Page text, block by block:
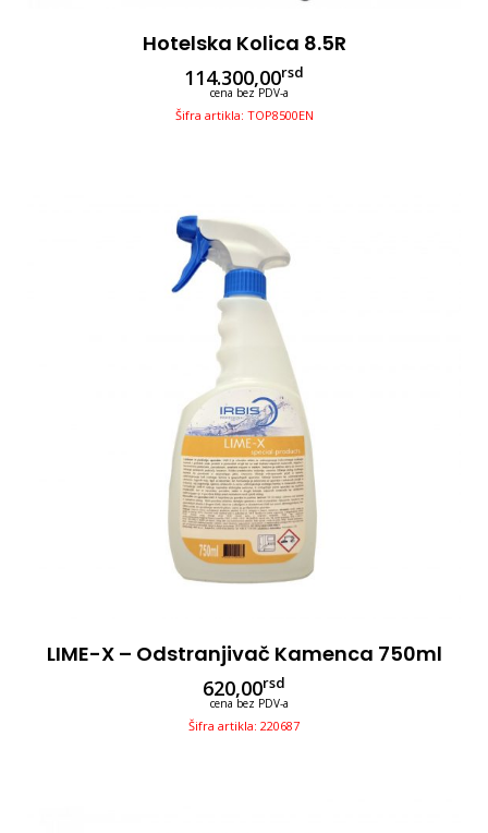
Hotelska Kolica 8.5R
114.300,00rsd
cena bez PDV-a
Šifra artikla: TOP8500EN
LIME-X – Odstranjivač Kamenca 750ml
620,00rsd
cena bez PDV-a
Šifra artikla: 220687